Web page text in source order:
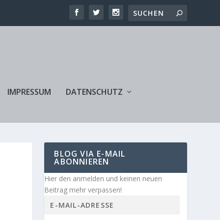
IMPRESSUM DATENSCHUTZ
BLOG VIA E-MAIL
ABONNIEREN
Hier den anmelden und keinen neuen
Beitrag mehr verpassen!